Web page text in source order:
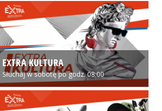
EXTRA KULTURA
Słuchaj w sobotę po godz. 08:00